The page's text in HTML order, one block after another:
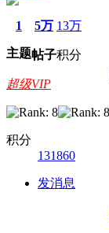
1
主题
5万
帖子
13万
积分
超级VIP
积分
131860
发消息